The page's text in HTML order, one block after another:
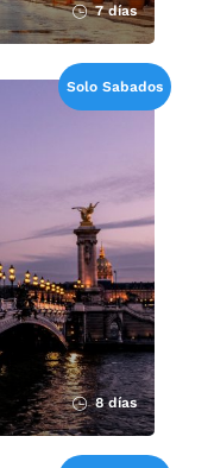
7 días
Solo Sabados
8 días